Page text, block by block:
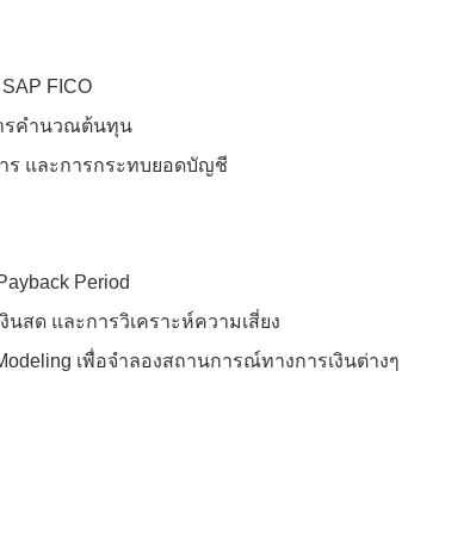
FICO
รคำนวณต้นทุน
ร และการกระทบยอดบัญชี
Period
สด และการวิเคราะห์ความเสี่ยง
เพื่อจำลองสถานการณ์ทางการเงินต่างๆ